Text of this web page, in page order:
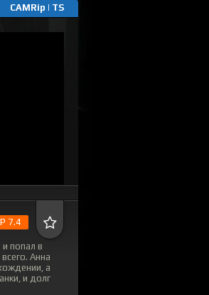
CAMRip | TS
7.4
попал в
Анна
а
и долг